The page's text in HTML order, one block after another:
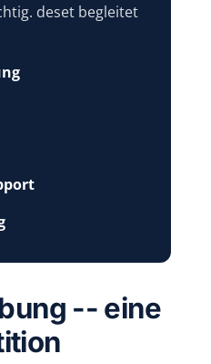
deset begleitet
-- eine